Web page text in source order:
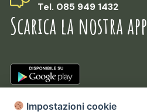
Tel. 085 949 1432
Scarica la nostra app
Impostazioni cookie